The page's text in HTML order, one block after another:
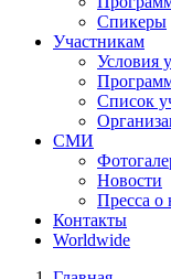
Спикеры
Участникам
Условия
Список
СМИ
Новости
Пресса о
Контакты
Worldwide